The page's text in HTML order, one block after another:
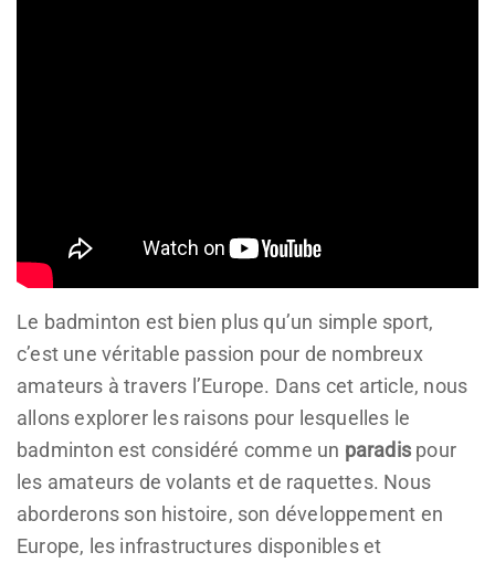
Le badminton est bien plus qu’un simple sport,
c’est une véritable passion pour de nombreux
amateurs à travers l’Europe. Dans cet article, nous
allons explorer les raisons pour lesquelles le
badminton est considéré comme un paradis pour
les amateurs de volants et de raquettes. Nous
aborderons son histoire, son développement en
Europe, les infrastructures disponibles et